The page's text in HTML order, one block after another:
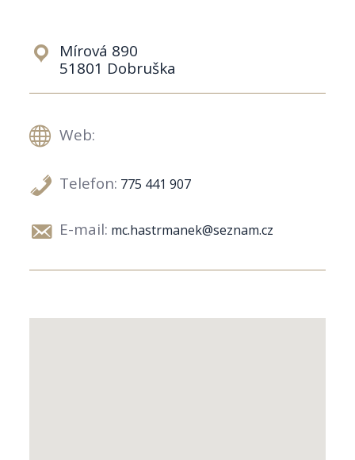
Mírová 890
51801 Dobruška
Web:
Telefon: 775 441 907
E-mail: mc.hastrmanek@seznam.cz